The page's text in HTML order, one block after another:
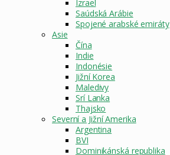
Izrael
Saúdská Arábie
Spojené arabské emiráty
Asie
Čína
Indie
Indonésie
Jižní Korea
Maledivy
Srí Lanka
Thajsko
Severní a Jižní Amerika
Argentina
BVI
Dominikánská republika